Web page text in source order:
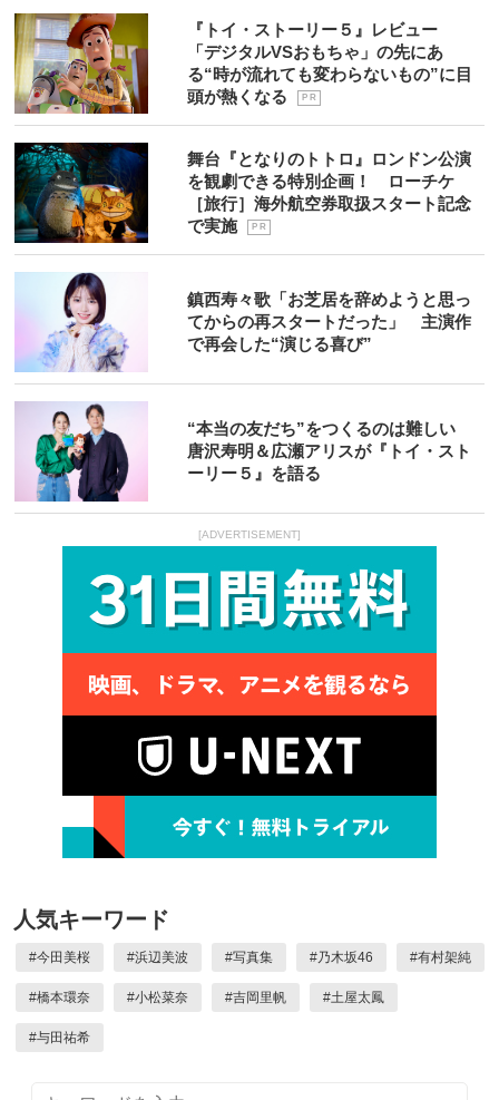
『トイ・ストーリー５』レビュー
「デジタルVSおもちゃ」の先にあ
る“時が流れても変わらないもの”に目
頭が熱くなる
P R
舞台『となりのトトロ』ロンドン公演
を観劇できる特別企画！ ローチケ
［旅行］海外航空券取扱スタート記念
で実施
P R
鎮西寿々歌「お芝居を辞めようと思っ
てからの再スタートだった」 主演作
で再会した“演じる喜び”
“本当の友だち”をつくるのは難しい
唐沢寿明＆広瀬アリスが『トイ・スト
ーリー５』を語る
[ADVERTISEMENT]
人気キーワード
#今田美桜 #浜辺美波 #写真集 #乃木坂46 #有村架純
#橋本環奈 #小松菜奈 #吉岡里帆 #土屋太鳳
#与田祐希